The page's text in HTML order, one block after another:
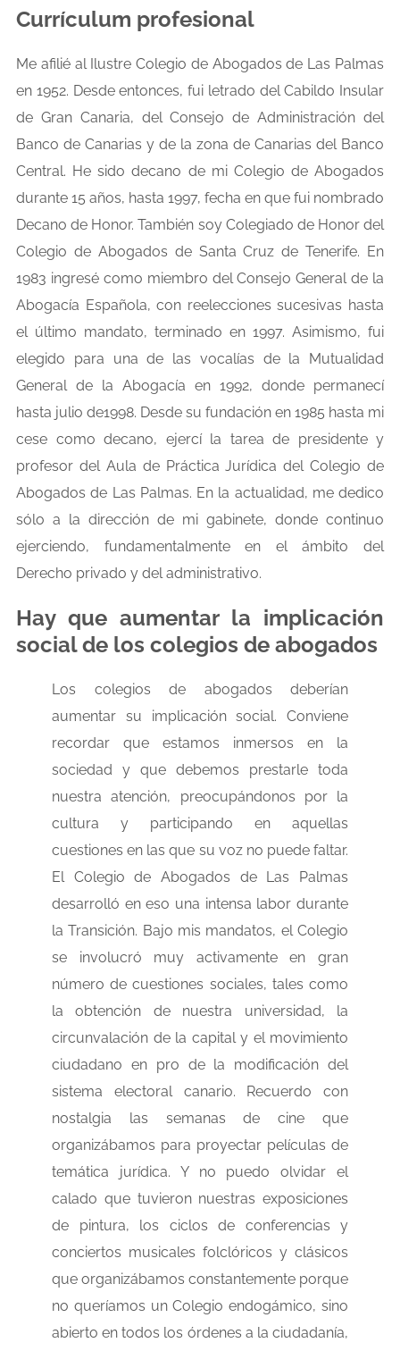
Currículum profesional
Me afilié al Ilustre Colegio de Abogados de Las Palmas
en 1952. Desde entonces, fui letrado del Cabildo Insular
de Gran Canaria, del Consejo de Administración del
Banco de Canarias y de la zona de Canarias del Banco
Central. He sido decano de mi Colegio de Abogados
durante 15 años, hasta 1997, fecha en que fui nombrado
Decano de Honor. También soy Colegiado de Honor del
Colegio de Abogados de Santa Cruz de Tenerife. En
1983 ingresé como miembro del Consejo General de la
Abogacía Española, con reelecciones sucesivas hasta
el último mandato, terminado en 1997. Asimismo, fui
elegido para una de las vocalías de la Mutualidad
General de la Abogacía en 1992, donde permanecí
hasta julio de1998. Desde su fundación en 1985 hasta mi
cese como decano, ejercí la tarea de presidente y
profesor del Aula de Práctica Jurídica del Colegio de
Abogados de Las Palmas. En la actualidad, me dedico
sólo a la dirección de mi gabinete, donde continuo
ejerciendo, fundamentalmente en el ámbito del
Derecho privado y del administrativo.
Hay que aumentar la implicación
social de los colegios de abogados
Los colegios de abogados deberían
aumentar su implicación social. Conviene
recordar que estamos inmersos en la
sociedad y que debemos prestarle toda
nuestra atención, preocupándonos por la
cultura y participando en aquellas
cuestiones en las que su voz no puede faltar.
El Colegio de Abogados de Las Palmas
desarrolló en eso una intensa labor durante
la Transición. Bajo mis mandatos, el Colegio
se involucró muy activamente en gran
número de cuestiones sociales, tales como
la obtención de nuestra universidad, la
circunvalación de la capital y el movimiento
ciudadano en pro de la modificación del
sistema electoral canario. Recuerdo con
nostalgia las semanas de cine que
organizábamos para proyectar películas de
temática jurídica. Y no puedo olvidar el
calado que tuvieron nuestras exposiciones
de pintura, los ciclos de conferencias y
conciertos musicales folclóricos y clásicos
que organizábamos constantemente porque
no queríamos un Colegio endogámico, sino
abierto en todos los órdenes a la ciudadanía,